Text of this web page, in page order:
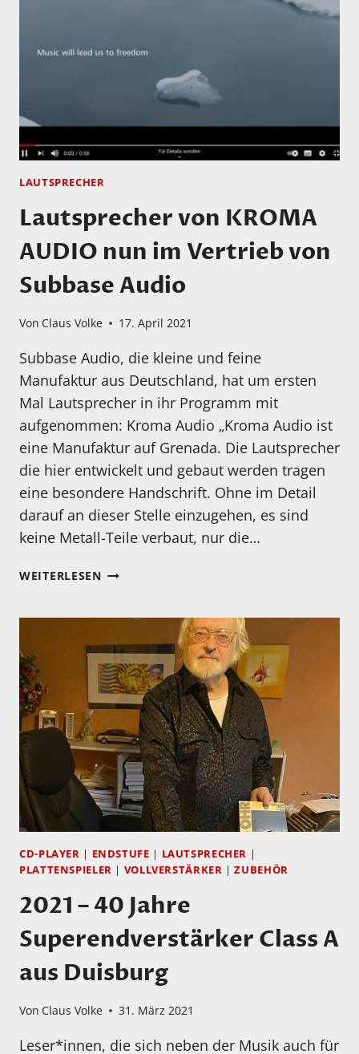
LAUTSPRECHER
Lautsprecher von KROMA
AUDIO nun im Vertrieb von
Subbase Audio
Von Claus Volke 17. April 2021
Subbase Audio, die kleine und feine
Manufaktur aus Deutschland, hat um ersten
Mal Lautsprecher in ihr Programm mit
aufgenommen: Kroma Audio „Kroma Audio ist
eine Manufaktur auf Grenada. Die Lautsprecher
die hier entwickelt und gebaut werden tragen
eine besondere Handschrift. Ohne im Detail
darauf an dieser Stelle einzugehen, es sind
keine Metall-Teile verbaut, nur die…
WEITERLESENLAUTSPRECHER
NUN
IM
VERTRIEB
VON
SUBBASE
AUDIO
CD-PLAYER | ENDSTUFE | LAUTSPRECHER |
PLATTENSPIELER | VOLLVERSTÄRKER |ZUBEHÖR
2021 – 40 Jahre
Superendverstärker Class A
aus Duisburg
Von Claus Volke 31. März 2021
Leser*innen, die sich neben der Musik auch für